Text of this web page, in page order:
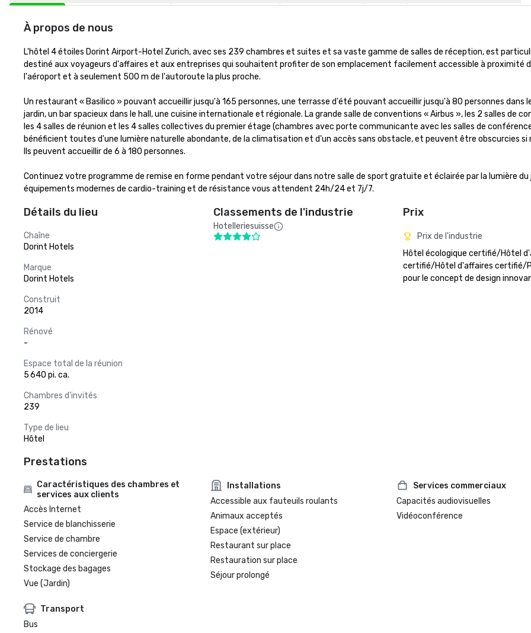
À propos de nous
L'hôtel 4 étoiles Dorint Airport-Hotel Zurich, avec ses 239 chambres et suites et sa vaste gamme de salles de réception, est
destiné aux voyageurs d'affaires et aux entreprises qui souhaitent profiter de son emplacement facilement accessible à proximité
l'aéroport et à seulement 500 m de l'autoroute la plus proche.
Un restaurant « Basilico » pouvant accueillir jusqu'à 165 personnes, une terrasse d'été pouvant accueillir jusqu'à 80 personnes dans
jardin, un bar spacieux dans le hall, une cuisine internationale et régionale. La grande salle de conventions « Airbus », les 2 salles de
les 4 salles de réunion et les 4 salles collectives du premier étage (chambres avec porte communicante avec les salles de
bénéficient toutes d'une lumière naturelle abondante, de la climatisation et d'un accès sans obstacle, et peuvent être obscurcies si
Ils peuvent accueillir de 6 à 180 personnes.
Continuez votre programme de remise en forme pendant votre séjour dans notre salle de sport gratuite et éclairée par la lumière du
équipements modernes de cardio-training et de résistance vous attendent 24h/24 et 7j/7.
Détails du lieu
Chaîne
Dorint Hotels
Marque
Dorint Hotels
Construit
2014
Rénové
-
Espace total de la réunion
5 640 pi. ca.
Chambres d'invités
239
Type de lieu
Hôtel
Classements de l'industrie
Hotelleriesuisse
Prix
Prix de l'industrie
Hôtel écologique certifié/Hôtel
certifié/Hôtel d'affaires certifié/
pour le concept de design
Prestations
Caractéristiques des chambres et
services aux clients
Accès Internet
Service de blanchisserie
Service de chambre
Services de conciergerie
Stockage des bagages
Vue (Jardin)
Installations
Accessible aux fauteuils roulants
Animaux acceptés
Espace (extérieur)
Restaurant sur place
Restauration sur place
Séjour prolongé
Services commerciaux
Capacités audiovisuelles
Vidéoconférence
Transport
Bus